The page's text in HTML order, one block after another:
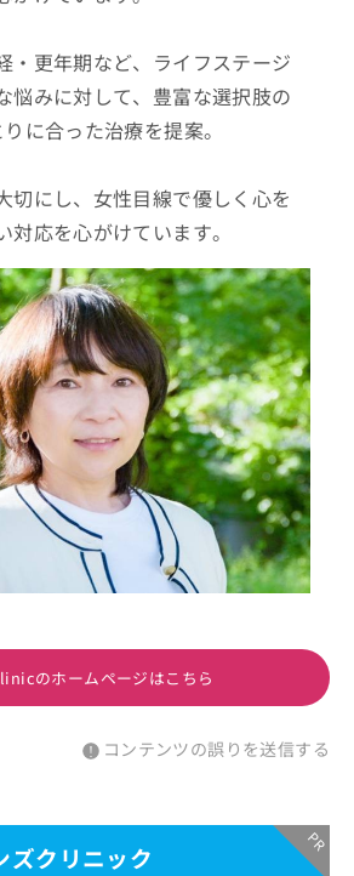
・更年期など、ライフステージ
悩みに対して、豊富な選択肢の
に合った治療を提案。
切にし、女性目線で優しく心を
応を心がけています。
のホームページはこちら
コンテンツの誤りを送信する
ズクリニック